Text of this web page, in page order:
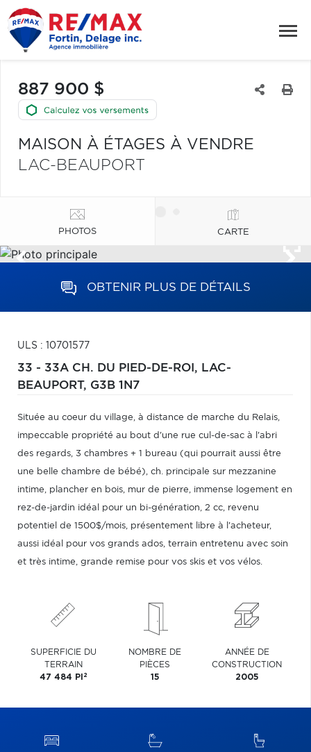
887 900 $
MAISON À ÉTAGES À VENDRE
LAC-BEAUPORT
PHOTOS CARTE
OBTENIR PLUS DE DÉTAILS
ULS : 10701577
33 - 33A CH. DU PIED-DE-ROI, LAC-
BEAUPORT, G3B 1N7
Située au coeur du village, à distance de marche du Relais,
impeccable propriété au bout d'une rue cul-de-sac à l'abri
des regards, 3 chambres + 1 bureau (qui pourrait aussi être
une belle chambre de bébé), ch. principale sur mezzanine
intime, plancher en bois, mur de pierre, immense logement en
rez-de-jardin idéal pour un bi-génération, 2 cc, revenu
potentiel de 1500$/mois, présentement libre à l'acheteur,
aussi idéal pour vos grands ados, terrain entretenu avec soin
et très intime, grande remise pour vos skis et vos vélos.
SUPERFICIE DU
TERRAIN
47 484 PI 2
NOMBRE DE
PIÈCES
15
ANNÉE DE
CONSTRUCTION
2005